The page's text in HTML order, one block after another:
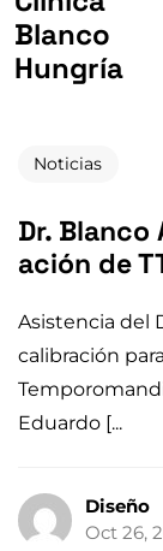
Noticias
Dr.
ación de
Asistencia del
calibración
Eduardo [...
Diseño
Oct 26,